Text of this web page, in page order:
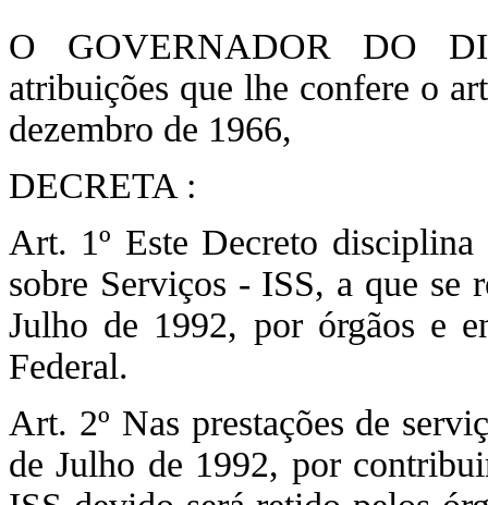
O GOVERNADOR DO
atribuições que lhe confere o
dezembro de 1966,
DECRETA :
Art. 1º Este Decreto
sobre Serviços - ISS, a que se
Julho de 1992, por órgãos e
Federal.
Art. 2º Nas prestações de
de Julho de 1992, por